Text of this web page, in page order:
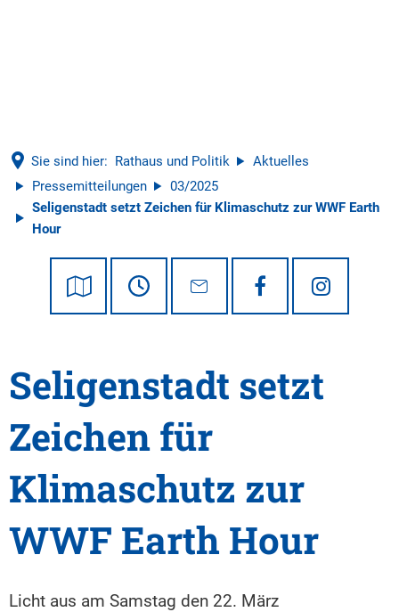
Sie sind hier: Rathaus und Politik
Aktuelles
Pressemitteilungen
03/2025
Seligenstadt setzt Zeichen für Klimaschutz zur WWF Earth
Hour
Seligenstadt setzt
Zeichen für
Klimaschutz zur
WWF Earth Hour
Licht aus am Samstag den 22. März